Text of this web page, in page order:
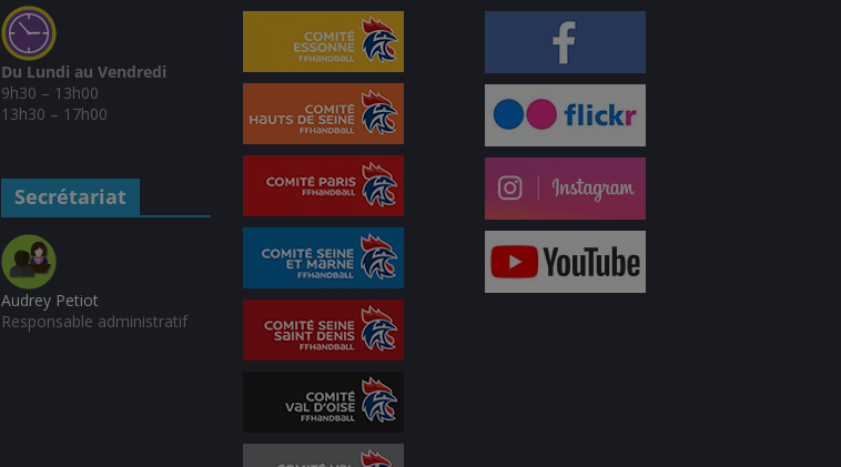
Du Lundi au Vendredi
9h30 – 13h00
13h30 – 17h00
Secrétariat
Audrey Petiot
Responsable administratif